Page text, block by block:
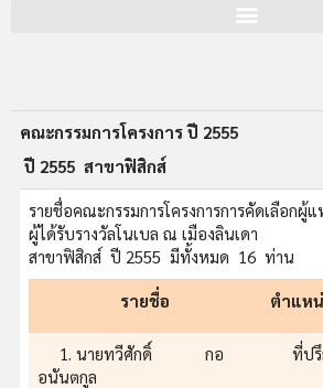
คณะกรรมการโครงการ ปี 2555
ปี 2555 สาขาฟิสิกส์
รายชื่อคณะกรรมการโครงการการคัดเลือกผู้
ผู้ได้รับรางวัลโนเบล ณ เมืองลินเดา
สาขาฟิสิกส์ ปี 2555 มีทั้งหมด 16 ท่าน
รายชื่อ ตำแห
1. นายทวีศักดิ์ กอ
อนันตกูล
ที่ปรึ